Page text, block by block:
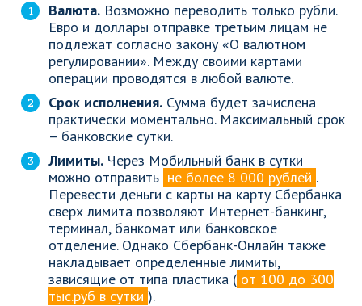
Валюта. Возможно переводить только рубли.
Евро и доллары отправке третьим лицам не
подлежат согласно закону «О валютном
регулировании». Между своими картами
операции проводятся в любой валюте.
Срок исполнения. Сумма будет зачислена
практически моментально. Максимальный срок
– банковские сутки.
Лимиты. Через Мобильный банк в сутки
можно отправить не более 8 000 рублей .
Перевести деньги с карты на карту Сбербанка
сверх лимита позволяют Интернет-банкинг,
терминал, банкомат или банковское
отделение. Однако Сбербанк-Онлайн также
накладывает определенные лимиты,
зависящие от типа пластика ( от 100 до 300
тыс.руб в сутки ).